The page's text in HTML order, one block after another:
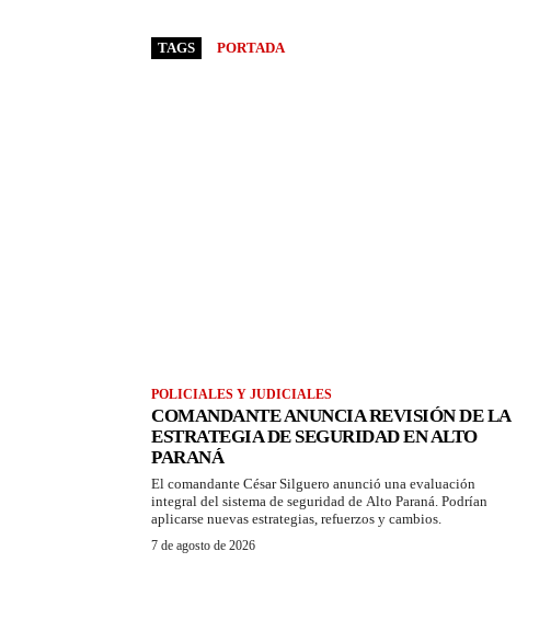
TAGS PORTADA
POLICIALES Y JUDICIALES
COMANDANTE ANUNCIA REVISIÓN DE LA
ESTRATEGIA DE SEGURIDAD EN ALTO
PARANÁ
El comandante César Silguero anunció una evaluación
integral del sistema de seguridad de Alto Paraná. Podrían
aplicarse nuevas estrategias, refuerzos y cambios.
7 de agosto de 2026